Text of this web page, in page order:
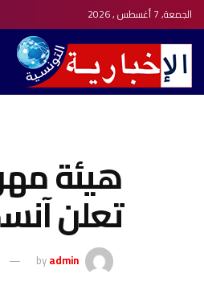
الجمعة, 7 أغسطس , 2026
تعلن
byadmin